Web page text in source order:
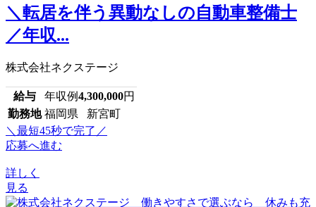
＼転居を伴う異動なしの自動車整備士
／年収...
株式会社ネクステージ
給与 年収例4,300,000円
勤務地 福岡県 新宮町
＼最短45秒で完了／
応募へ進む
詳しく
見る